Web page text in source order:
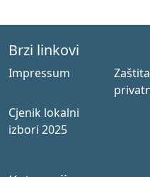
Brzi linkovi
Impressum
Zaštita
Cjenik lokalni
izbori 2025